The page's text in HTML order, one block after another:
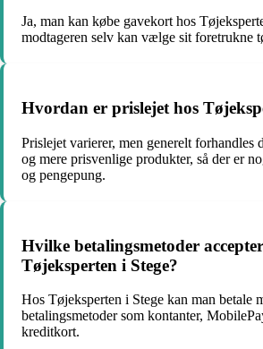
Ja, man kan købe gavekort hos
modtageren selv kan vælge sit foretrukne
Hvordan er prislejet hos
Prislejet varierer, men generelt forhandles
og mere prisvenlige produkter, så der er
og pengepung.
Hvilke betalingsmetoder
Tøjeksperten i Stege?
Hos Tøjeksperten i Stege kan man betale
betalingsmetoder som kontanter,
kreditkort.